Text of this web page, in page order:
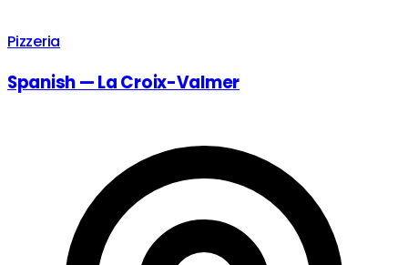
Pizzeria
Spanish — La Croix-Valmer